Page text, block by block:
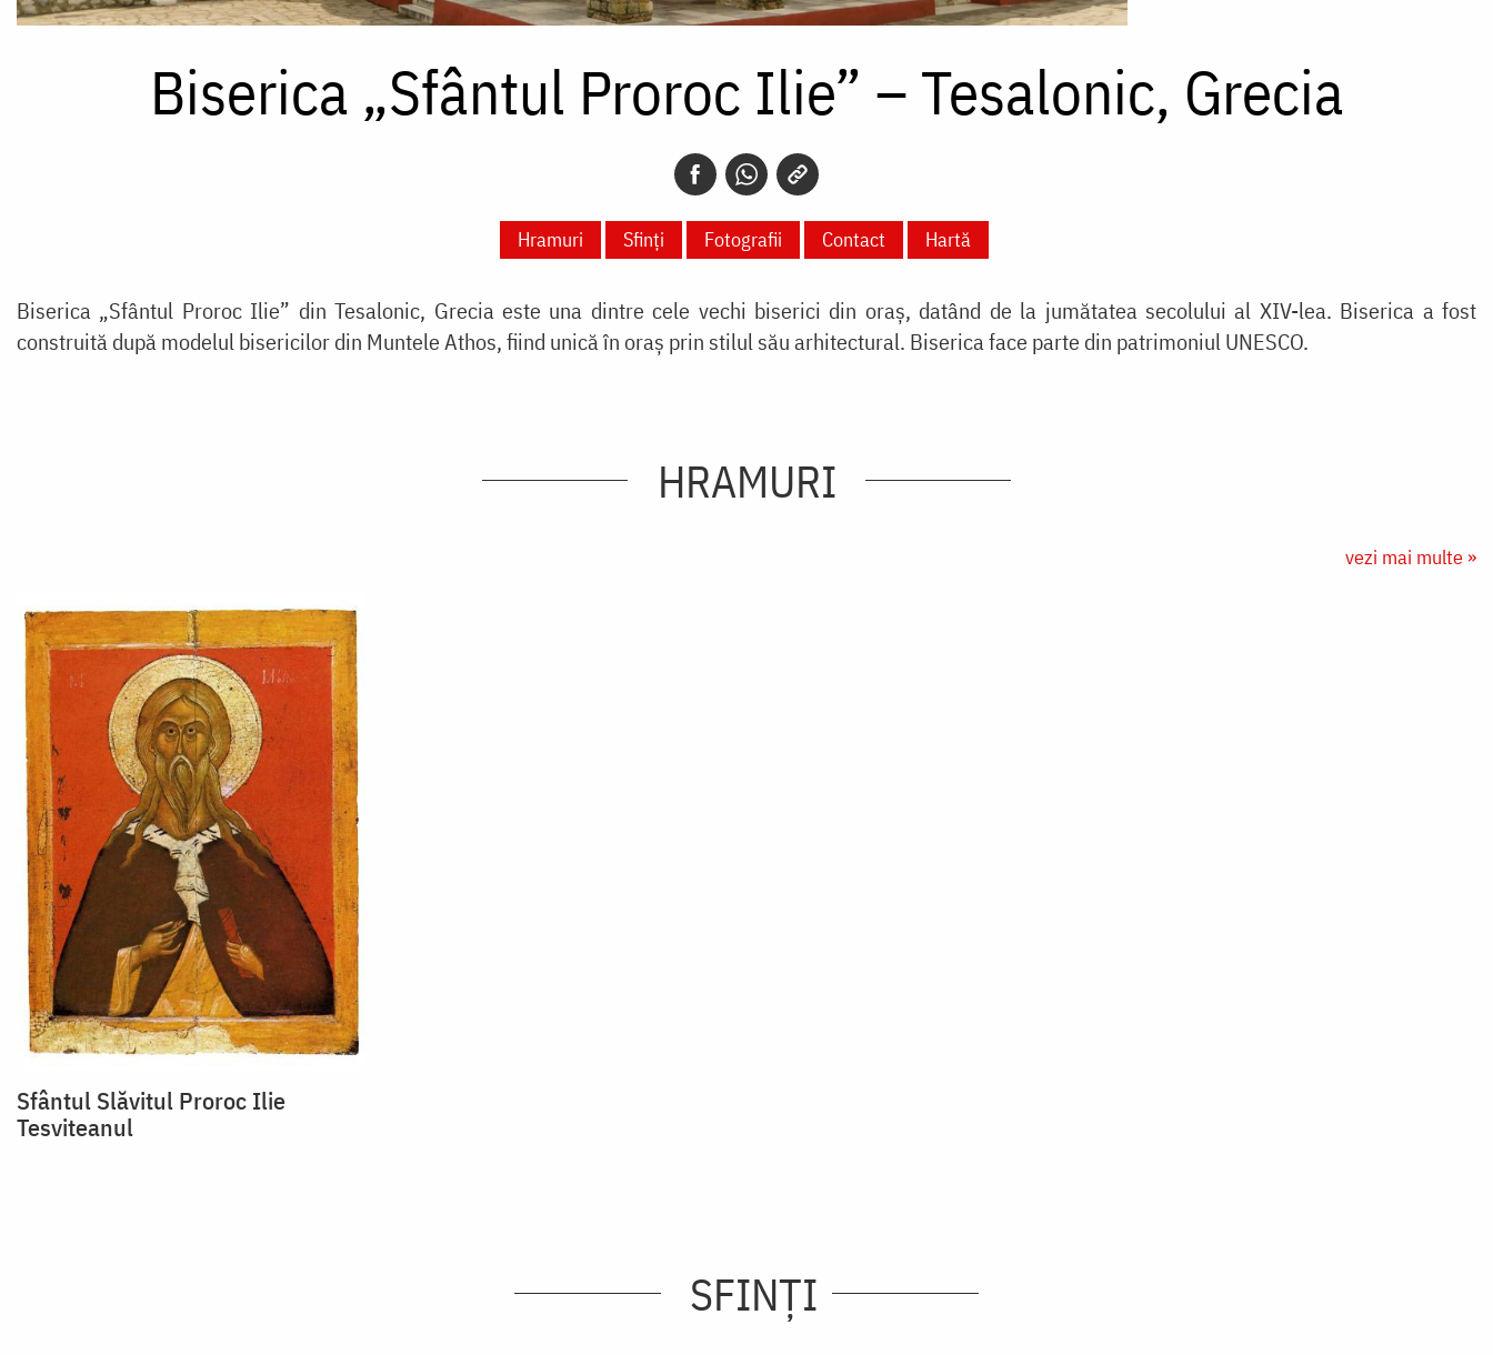
Biserica „Sfântul Proroc Ilie” – Tesalonic, Grecia
Hramuri Sfinți Fotografii Contact Hartă
Biserica „Sfântul Proroc Ilie” din Tesalonic, Grecia este una dintre cele vechi biserici din oraș, datând de la jumătatea secolului al XIV-lea. Biserica a fost
construită după modelul bisericilor din Muntele Athos, fiind unică în oraș prin stilul său arhitectural. Biserica face parte din patrimoniul UNESCO.
HRAMURI
vezi mai multe »
Sfântul Slăvitul Proroc Ilie
Tesviteanul
SFINȚI